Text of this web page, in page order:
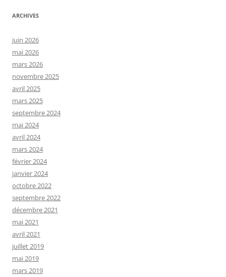
ARCHIVES
juin 2026
mai 2026
mars 2026
novembre 2025
avril 2025
mars 2025
septembre 2024
mai 2024
avril 2024
mars 2024
février 2024
janvier 2024
octobre 2022
septembre 2022
décembre 2021
mai 2021
avril 2021
juillet 2019
mai 2019
mars 2019